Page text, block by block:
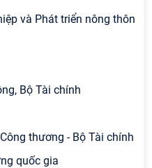
và Phát triển nông thôn
Bộ Tài chính
thương - Bộ Tài chính
quốc gia